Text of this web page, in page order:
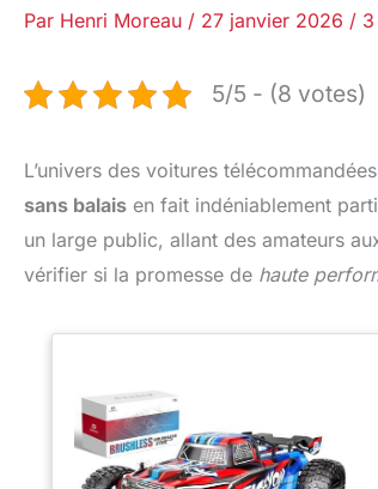
Par Henri Moreau / 27 janvier 2026 /
5/5 - (8 votes)
L’univers des voitures
sans balais en fait indéniablement
un large public, allant des amateurs
vérifier si la promesse de haute